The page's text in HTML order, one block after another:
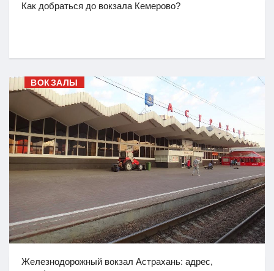
Как добраться до вокзала Кемерово?
ВОКЗАЛЫ
Железнодорожный вокзал Астрахань: адрес,